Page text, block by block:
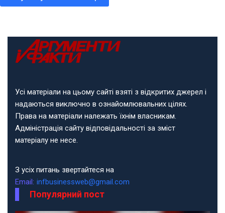
Усі матеріали на цьому сайті взяті з відкритих джерел і
надаються виключно в ознайомлювальних цілях.
Права на матеріали належать їхнім власникам.
Адміністрація сайту відповідальності за зміст
матеріалу не несе.
З усіх питань звертайтеся на
Email: infbusinessweb@gmail.com
Популярний пост